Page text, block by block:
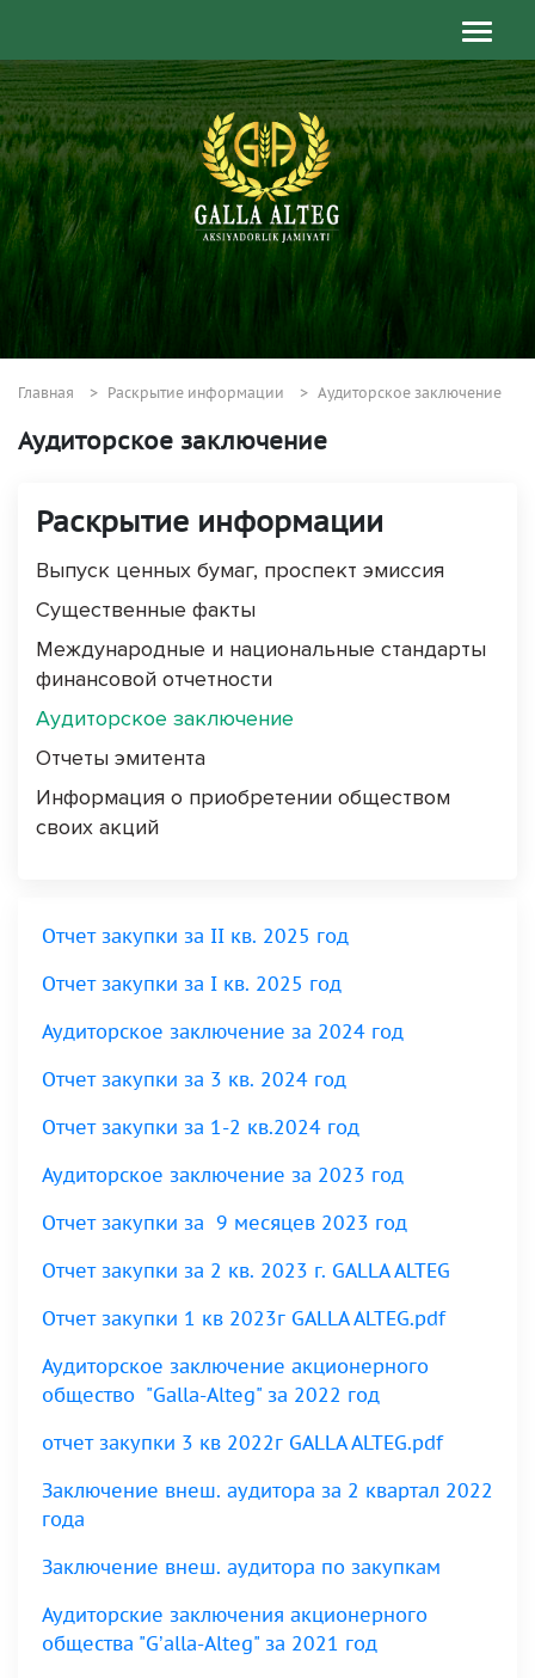
Главная Раскрытие информации Аудиторское заключение
Аудиторское заключение
Отчет закупки за II кв. 2025 год
Отчет закупки за I кв. 2025 год
Аудиторское заключение за 2024 год
Отчет закупки за 3 кв. 2024 год
Отчет закупки за 1-2 кв.2024 год
Аудиторское заключение за 2023 год
Отчет закупки за 9 месяцев 2023 год
Отчет закупки за 2 кв. 2023 г. GALLA ALTEG
Oтчет закупки 1 кв 2023г GALLA ALTEG.pdf
Аудиторское заключение акционерного
общество "Galla-Alteg" за 2022 год
отчет закупки 3 кв 2022г GALLA ALTEG.pdf
Заключение внеш. аудитора за 2 квартал 2022
года
Заключение внеш. аудитора по закупкам
Аудиторские заключения акционерного
общества "G’alla-Alteg" за 2021 год
Раскрытие информации
Выпуск ценных бумаг, проспект эмиссия
Существенные факты
Международные и национальные стандарты
финансовой отчетности
Аудиторское заключение
Отчеты эмитента
Информация о приобретении обществом
своих акций